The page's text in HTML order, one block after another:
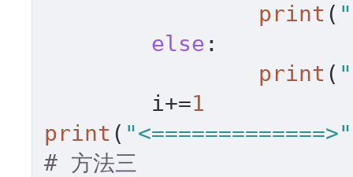
print (
else :
print (
	i+=
1
print ( "<=============>"
# 方法三